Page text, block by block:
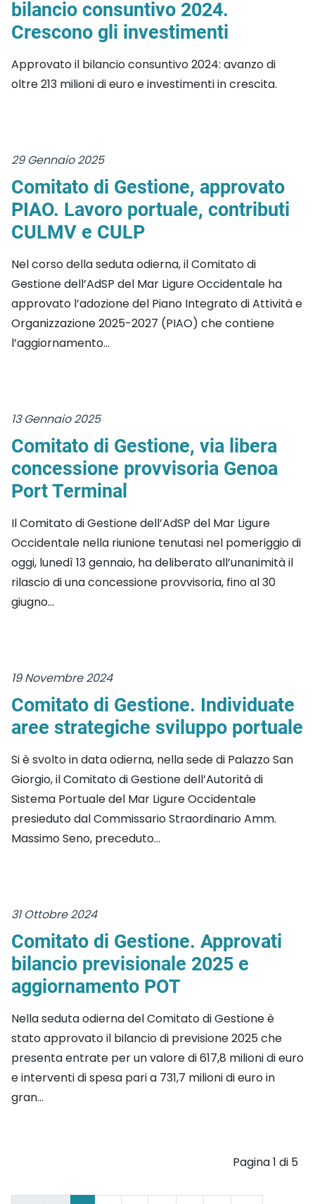
bilancio consuntivo 2024.
Crescono gli investimenti
Approvato il bilancio consuntivo 2024: avanzo di
oltre 213 milioni di euro e investimenti in crescita.
29 Gennaio 2025
Comitato di Gestione, approvato
PIAO. Lavoro portuale, contributi
CULMV e CULP
Nel corso della seduta odierna, il Comitato di
Gestione dell’AdSP del Mar Ligure Occidentale ha
approvato l’adozione del Piano Integrato di Attività e
Organizzazione 2025-2027 (PIAO) che contiene
l’aggiornamento...
13 Gennaio 2025
Comitato di Gestione, via libera
concessione provvisoria Genoa
Port Terminal
Il Comitato di Gestione dell’AdSP del Mar Ligure
Occidentale nella riunione tenutasi nel pomeriggio di
oggi, lunedì 13 gennaio, ha deliberato all’unanimità il
rilascio di una concessione provvisoria, fino al 30
giugno...
19 Novembre 2024
Comitato di Gestione. Individuate
aree strategiche sviluppo portuale
Si è svolto in data odierna, nella sede di Palazzo San
Giorgio, il Comitato di Gestione dell’Autorità di
Sistema Portuale del Mar Ligure Occidentale
presieduto dal Commissario Straordinario Amm.
Massimo Seno, preceduto...
31 Ottobre 2024
Comitato di Gestione. Approvati
bilancio previsionale 2025 e
aggiornamento POT
Nella seduta odierna del Comitato di Gestione è
stato approvato il bilancio di previsione 2025 che
presenta entrate per un valore di 617,8 milioni di euro
e interventi di spesa pari a 731,7 milioni di euro in
gran...
Pagina 1 di 5